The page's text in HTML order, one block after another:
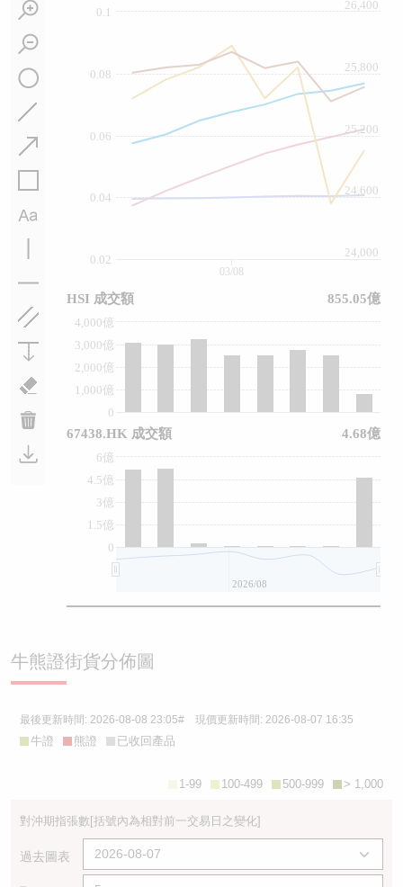
0.02
0.04
0.06
0.08
0.1
24,000
24,600
25,200
25,800
26,400
0
1,000億
2,000億
3,000億
4,000億
0
1.5億
3億
4.5億
6億
03/08
2026/08
HSI 成交額 855.05億
67438.HK 成交額 4.68億
牛熊證街貨分佈圖
最後更新時間: 2026-08-08 23:05# 現價更新時間: 2026-08-07 16:35
牛證 熊證 已收回產品
> 1,000
500-999
100-499
1-99
對沖期指張數[括號內為相對前一交易日之變化]
過去圖表